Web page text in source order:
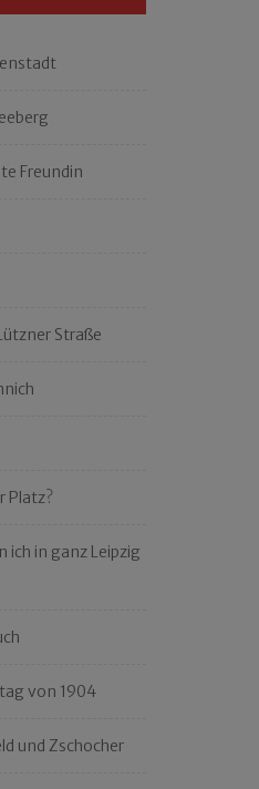
Freundin
Straße
Platz?
ich in ganz Leipzig
von 1904
und Zschocher